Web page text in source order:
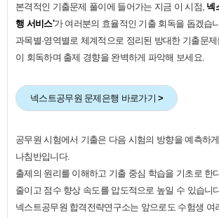
본격적인 기출문제 풀이에 들어가는 지금 이 시점, 넥
행 서비스'가 여러분의 효율적인 기출 회독을 돕겠습
과목별·영역별로 체계적으로 정리된 방대한 기출문
이 회독하며 출제 경향을 완벽하게 파악해 보세요.
넥스트공무원 문제은행 바로가기>
공무원 시험에서 기출은 다음 시험의 방향을 예측하
나침반입니다.
출제의 원리를 이해하고 기출 중심 학습을 기초로 한
줄이고 점수 향상 속도를 압도적으로 높일 수 있습니
넥스트공무원 합격전략연구소는 앞으로도 수험생 여